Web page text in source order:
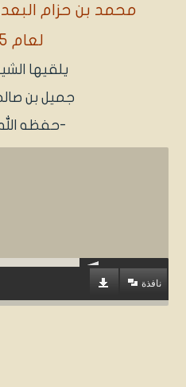
محمد بن حزام
لعام 1445
يلقيها
جميل بن
-حفظه
نافذة